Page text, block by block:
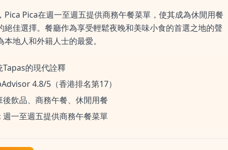
Pica Pica在週一至週五提供商務午餐菜單，使其成為休閒用餐
絕佳選擇。餐廳作為享受輕鬆夜晚和美味小食的首選之地的聲
地人和外籍人士的最愛。
Tapas的現代詮釋
4.8/5（香港排名第17）
後飲品、商務午餐、休閒用餐
週一至週五提供商務午餐菜單